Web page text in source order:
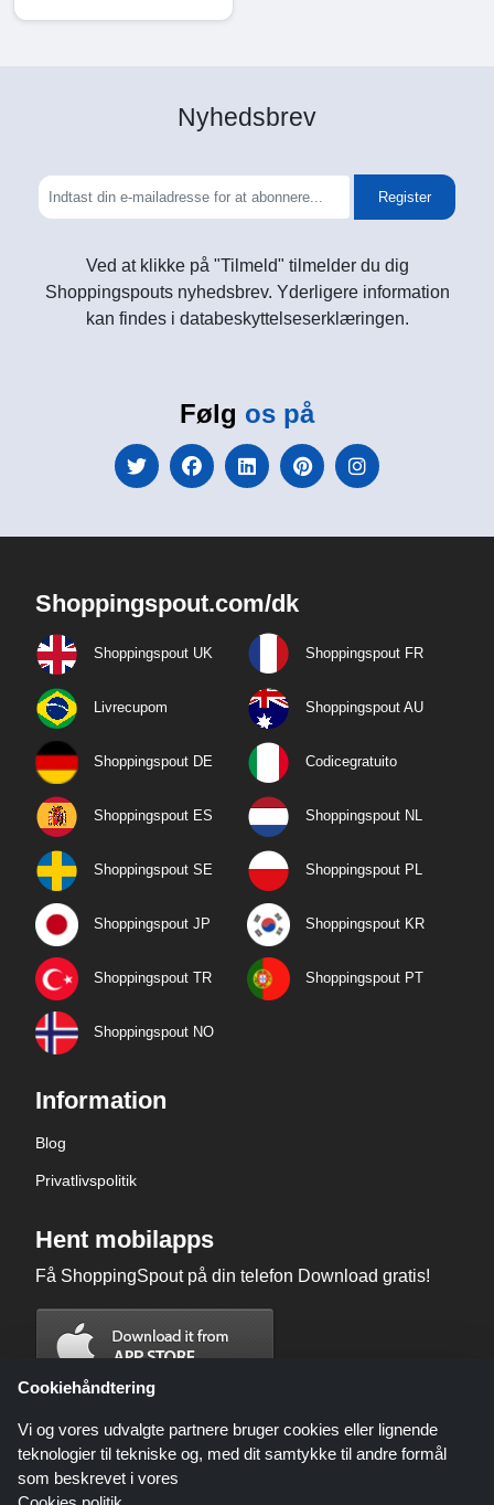
Nyhedsbrev
Register
Ved at klikke på "Tilmeld" tilmelder du dig
Shoppingspouts nyhedsbrev. Yderligere information
kan findes i databeskyttelseserklæringen.
Følg os på
Shoppingspout.com/dk
Shoppingspout UK Shoppingspout FR
Livrecupom Shoppingspout AU
Shoppingspout DE Codicegratuito
Shoppingspout ES Shoppingspout NL
Shoppingspout SE Shoppingspout PL
Shoppingspout JP Shoppingspout KR
Shoppingspout TR Shoppingspout PT
Shoppingspout NO
Information
Blog
Privatlivspolitik
Hent mobilapps
Få ShoppingSpout på din telefon Download gratis!
Cookiehåndtering
Vi og vores udvalgte partnere bruger cookies eller lignende
teknologier til tekniske og, med dit samtykke til andre formål
som beskrevet i vores